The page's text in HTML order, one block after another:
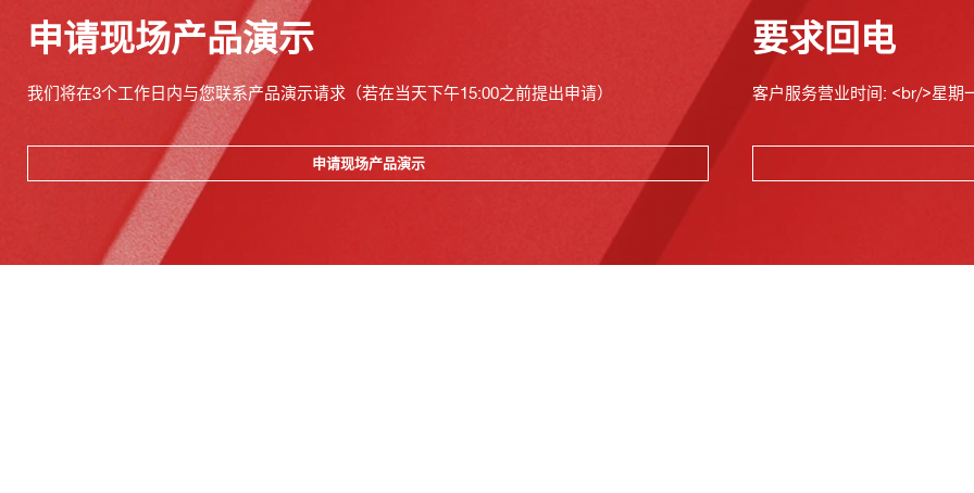
申请现场产品演示
我们将在3个工作日内与您联系产品演示请求（若在当天下午15:00之前提出申请）
申请现场产品演示
要求回电
客户服务营业时间: <br/>星期